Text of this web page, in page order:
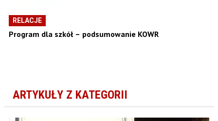
RELACJE
Program dla szkół – podsumowanie KOWR
ARTYKUŁY Z KATEGORII